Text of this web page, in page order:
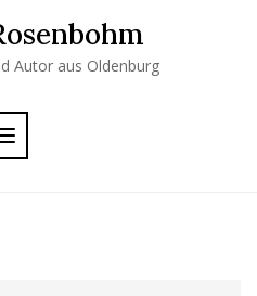
Autor aus Oldenburg
TOGGLE
NAVIGATION